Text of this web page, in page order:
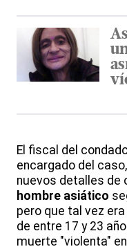
El fiscal del
encargado del
nuevos detalles de
hombre asiático
pero que tal vez
de entre 17 y 23
muerte "violenta"